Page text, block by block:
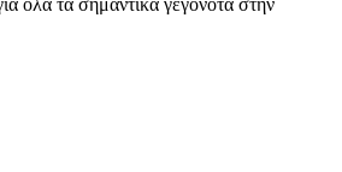
όλα τα σημαντικά γεγονότα στην